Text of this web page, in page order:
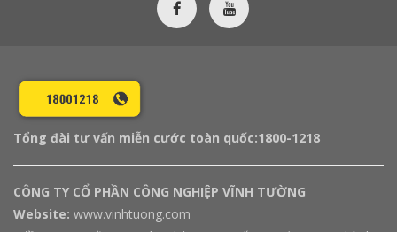
Tổng đài tư vấn miễn cước toàn quốc:1800-1218
CÔNG TY CỔ PHẦN CÔNG NGHIỆP VĨNH TƯỜNG
Website: www.vinhtuong.com